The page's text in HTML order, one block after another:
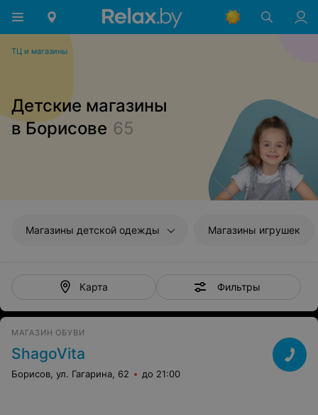
ТЦ и магазины
Детские магазины
в Борисове 65
Магазины детской одежды Магазины игрушек
Карта Фильтры
МAГAЗИН ОБУВИ
ShagoVita
Борисов, ул. Гагарина, 62 до 21:00